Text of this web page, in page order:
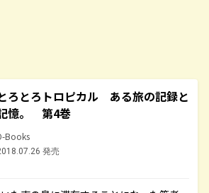
ろとろトロピカル ある旅の記録と
憶。 第4巻
Books
発売